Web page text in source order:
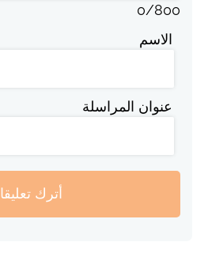
0/800
الاسم
عنوان المراسلة
أترك تعليقا